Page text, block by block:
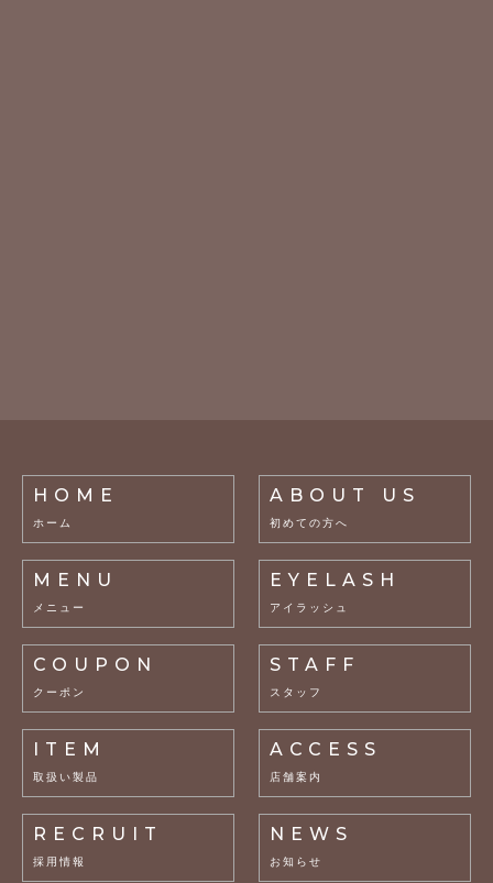
HOME
ホーム
ABOUT US
初めての方へ
MENU
メニュー
EYELASH
アイラッシュ
COUPON
クーポン
STAFF
スタッフ
ITEM
取扱い製品
ACCESS
店舗案内
RECRUIT
採用情報
NEWS
お知らせ